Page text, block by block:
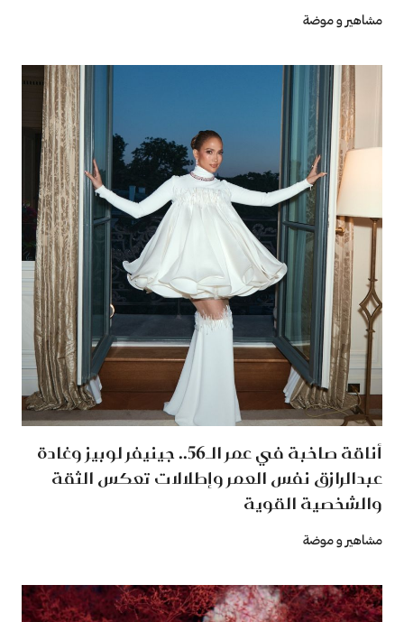
مشاهير و موضة
أناقة صاخبة في عمر الـ56.. جينيفر لوبيز وغادة
عبدالرازق نفس العمر وإطلالات تعكس الثقة
والشخصية القوية
مشاهير و موضة